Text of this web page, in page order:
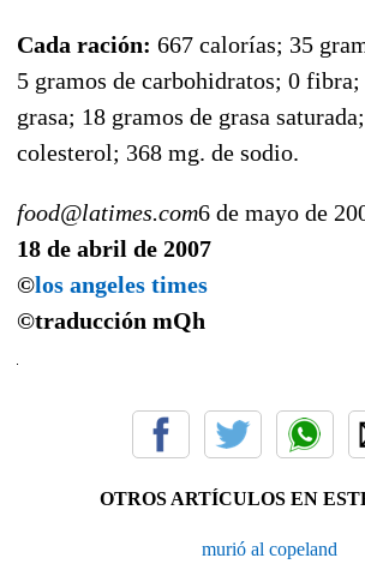
Cada ración: 667 calorías; 35
5 gramos de carbohidratos; 0 fibra;
grasa; 18 gramos de grasa
colesterol; 368 mg. de sodio.
food@latimes.com6 de mayo de
18 de abril de 2007
©los angeles times
©traducción mQh
OTROS ARTÍCULOS EN
murió al copeland